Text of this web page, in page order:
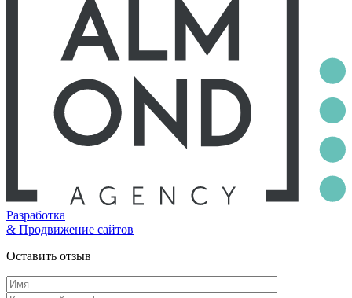
Разработка
& Продвижение сайтов
Оставить отзыв